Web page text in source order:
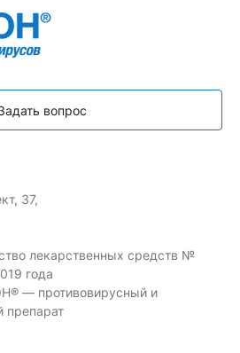
вопрос
37,
лекарственных средств №
года
— противовирусный и